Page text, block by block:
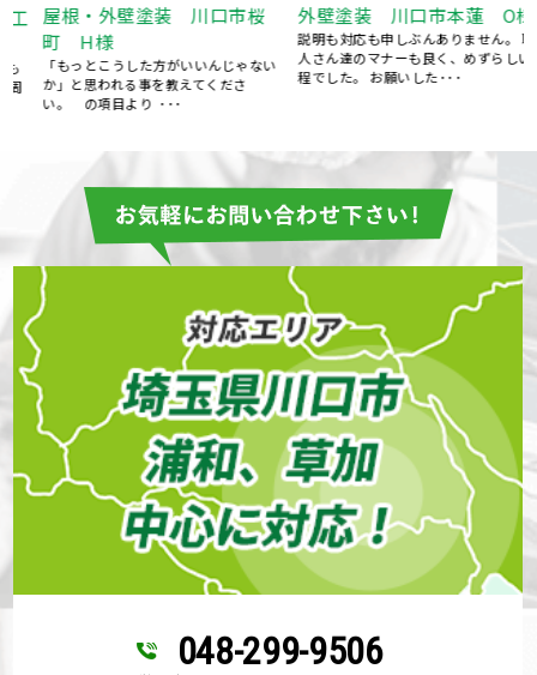
屋根・外壁塗装 川口市桜
町 H様
「もっとこうした方がいいんじゃない
か」と思われる事を教えてくださ
い。 の項目より ･･･
外壁塗装 川口市本蓮 O様
説明も対応も申しぶんありません。 職
人さん達のマナーも良く、めずらしい
程でした。 お願いした･･･
048-299-9506